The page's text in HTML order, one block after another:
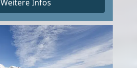
Weitere Infos